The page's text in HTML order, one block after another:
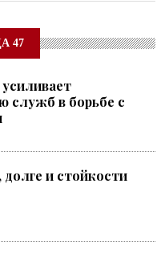
47
служб в борьбе с
и стойкости